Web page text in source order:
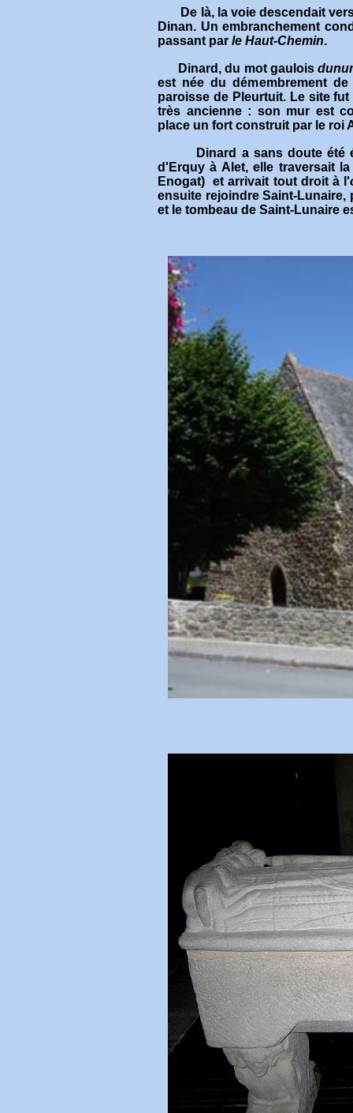
De là, la voie descendait vers
Dinan. Un embranchement
passant par le Haut-Chemin.
Dinard, du mot gaulois
est née du démembrement
paroisse de Pleurtuit. Le site
très ancienne : son mur est
place un fort construit par le roi
Dinard a sans doute été
d'Erquy à Alet, elle traversait
Enogat)
et arrivait tout droit à l'
ensuite rejoindre Saint-Lunaire,
et le tombeau de Saint-Lunaire